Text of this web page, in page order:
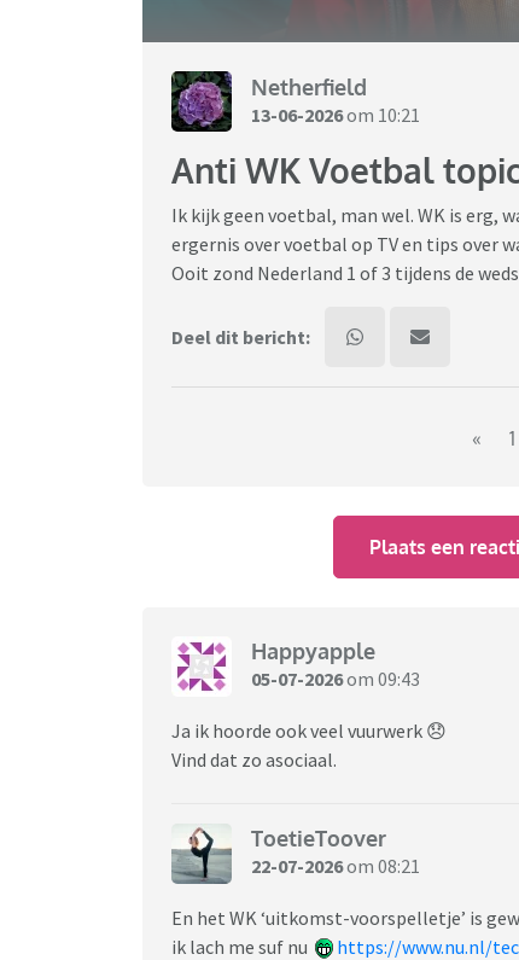
Netherfield
13-06-2026om 10:21
Anti WK Voetbal
Ik kijk geen voetbal, man wel. WK is erg,
ergernis over voetbal op TV en tips over
Ooit zond Nederland 1 of 3 tijdens de
Deel dit bericht:
« 1
Plaats een
Happyapple
05-07-2026om 09:43
Ja ik hoorde ook veel vuurwerk 😞
Vind dat zo asociaal.
ToetieToover
22-07-2026om 08:21
En het WK ‘uitkomst-voorspelletje’ is
ik lach me suf nu
https://www.nu.nl/